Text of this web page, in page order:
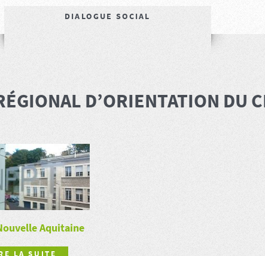
DIALOGUE SOCIAL
D’ORIENTATION DU
Aquitaine
LA SUITE